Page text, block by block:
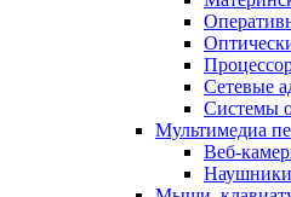
Сетевые
Системы
Мультимедиа
Веб-